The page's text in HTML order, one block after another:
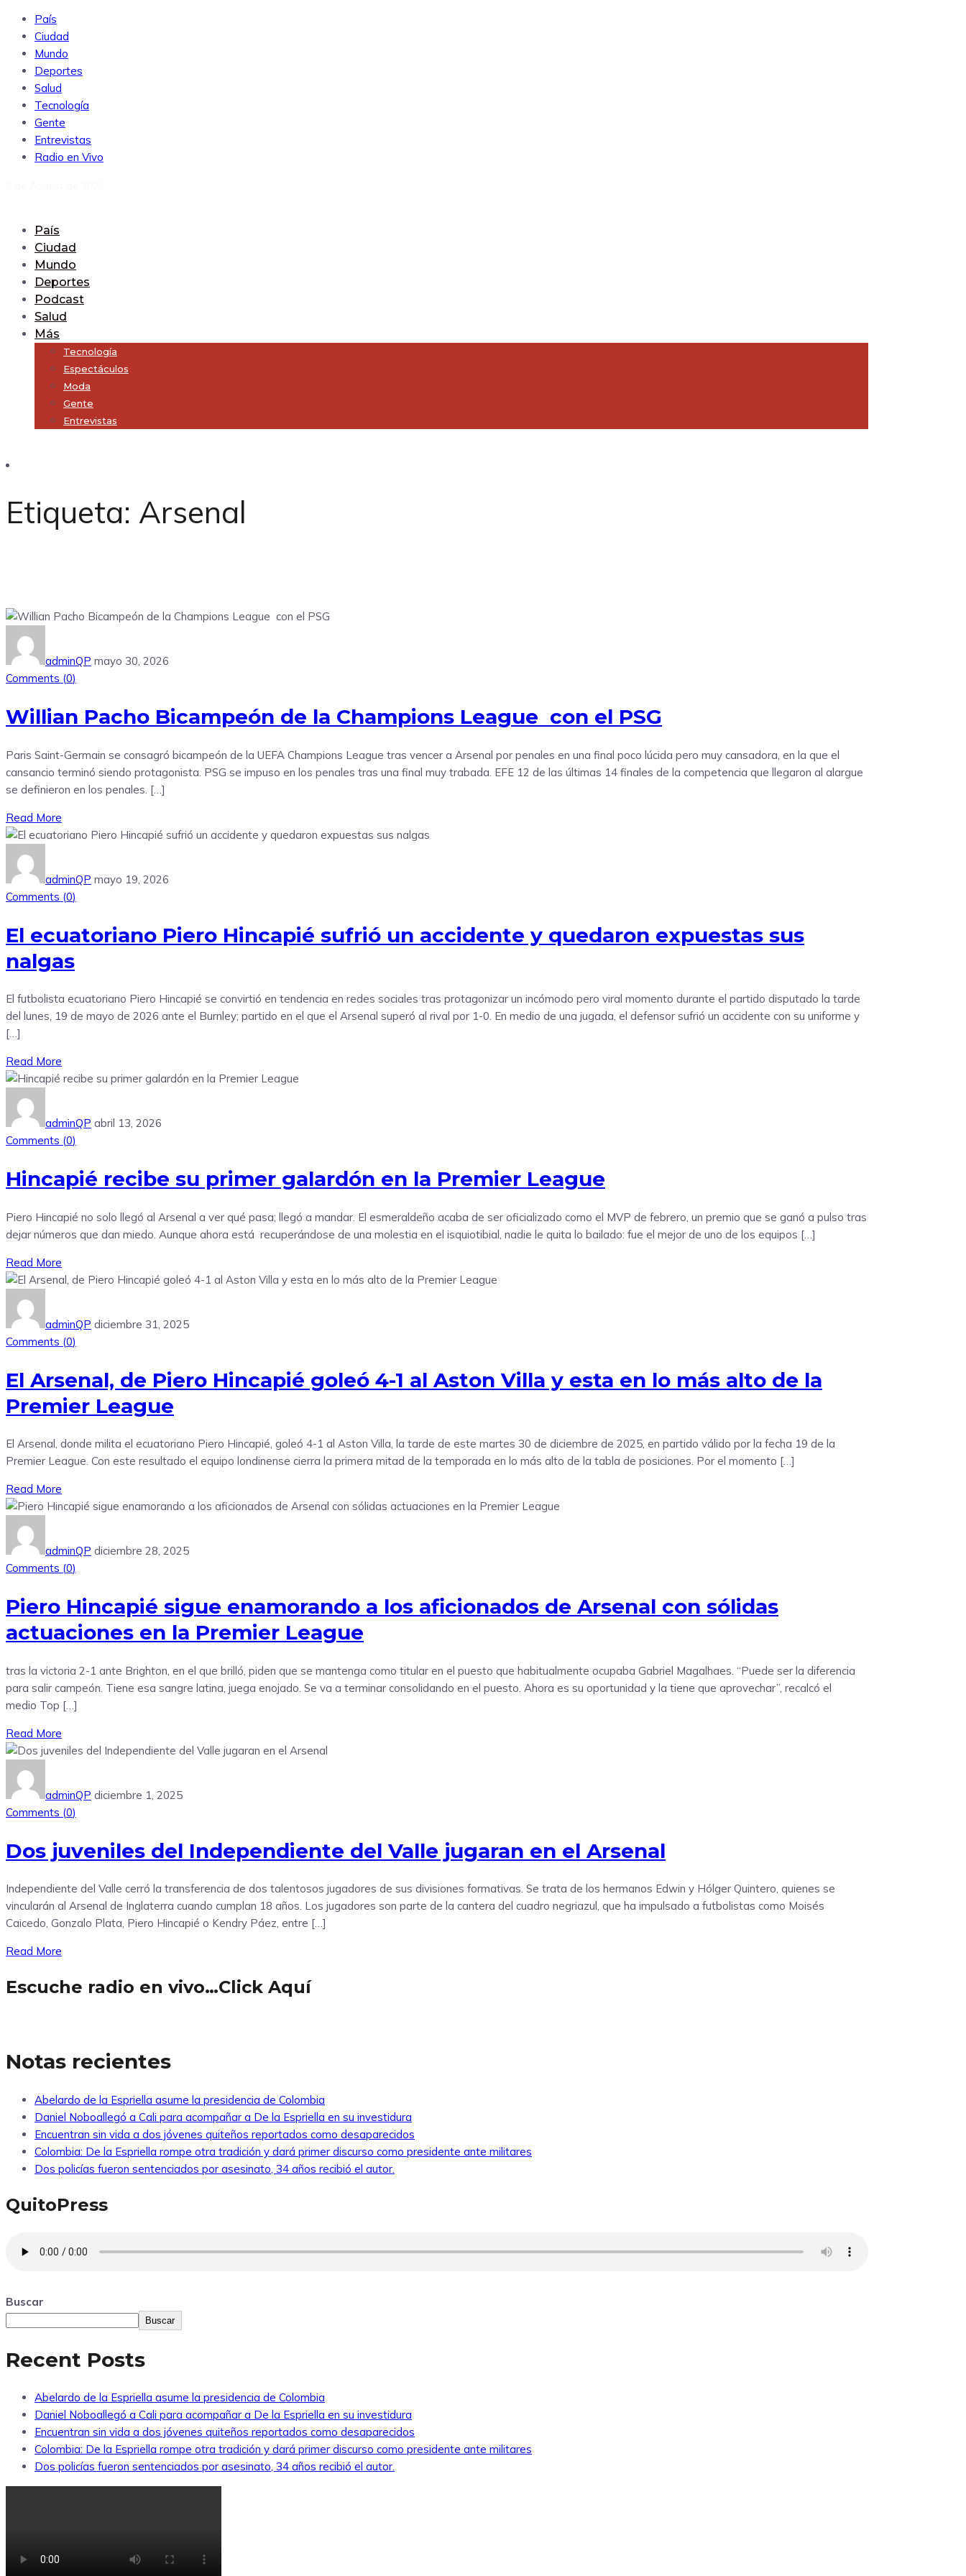
País
Ciudad
Mundo
Deportes
Salud
Tecnología
Gente
Entrevistas
Radio en Vivo
País
Ciudad
Mundo
Deportes
Podcast
Salud
Más
Tecnología
Espectáculos
Moda
Gente
Entrevistas
Etiqueta: Arsenal
adminQP mayo 30, 2026
Comments (0)
Willian Pacho Bicampeón de la Champions League con el PSG
Paris Saint-Germain se consagró bicampeón de la UEFA Champions League tras vencer a Arsenal por penales en una final poco lúcida pero muy cansadora, en la que el
cansancio terminó siendo protagonista. PSG se impuso en los penales tras una final muy trabada. EFE 12 de las últimas 14 finales de la competencia que llegaron al alargue
se definieron en los penales. […]
Read More
adminQP mayo 19, 2026
Comments (0)
El ecuatoriano Piero Hincapié sufrió un accidente y quedaron expuestas sus
nalgas
El futbolista ecuatoriano Piero Hincapié se convirtió en tendencia en redes sociales tras protagonizar un incómodo pero viral momento durante el partido disputado la tarde
del lunes, 19 de mayo de 2026 ante el Burnley; partido en el que el Arsenal superó al rival por 1-0. En medio de una jugada, el defensor sufrió un accidente con su uniforme y
[…]
Read More
adminQP abril 13, 2026
Comments (0)
Hincapié recibe su primer galardón en la Premier League
Piero Hincapié no solo llegó al Arsenal a ver qué pasa; llegó a mandar. El esmeraldeño acaba de ser oficializado como el MVP de febrero, un premio que se ganó a pulso tras
dejar números que dan miedo. Aunque ahora está recuperándose de una molestia en el isquiotibial, nadie le quita lo bailado: fue el mejor de uno de los equipos […]
Read More
adminQP diciembre 31, 2025
Comments (0)
El Arsenal, de Piero Hincapié goleó 4-1 al Aston Villa y esta en lo más alto de la
Premier League
El Arsenal, donde milita el ecuatoriano Piero Hincapié, goleó 4-1 al Aston Villa, la tarde de este martes 30 de diciembre de 2025, en partido válido por la fecha 19 de la
Premier League. Con este resultado el equipo londinense cierra la primera mitad de la temporada en lo más alto de la tabla de posiciones. Por el momento […]
Read More
adminQP diciembre 28, 2025
Comments (0)
Piero Hincapié sigue enamorando a los aficionados de Arsenal con sólidas
actuaciones en la Premier League
tras la victoria 2-1 ante Brighton, en el que brilló, piden que se mantenga como titular en el puesto que habitualmente ocupaba Gabriel Magalhaes. “Puede ser la diferencia
para salir campeón. Tiene esa sangre latina, juega enojado. Se va a terminar consolidando en el puesto. Ahora es su oportunidad y la tiene que aprovechar”, recalcó el
medio Top […]
Read More
adminQP diciembre 1, 2025
Comments (0)
Dos juveniles del Independiente del Valle jugaran en el Arsenal
Independiente del Valle cerró la transferencia de dos talentosos jugadores de sus divisiones formativas. Se trata de los hermanos Edwin y Hólger Quintero, quienes se
vincularán al Arsenal de Inglaterra cuando cumplan 18 años. Los jugadores son parte de la cantera del cuadro negriazul, que ha impulsado a futbolistas como Moisés
Caicedo, Gonzalo Plata, Piero Hincapié o Kendry Páez, entre […]
Read More
Escuche radio en vivo…Click Aquí
Notas recientes
Abelardo de la Espriella asume la presidencia de Colombia
Daniel Noboallegó a Cali para acompañar a De la Espriella en su investidura
Encuentran sin vida a dos jóvenes quiteños reportados como desaparecidos
Colombia: De la Espriella rompe otra tradición y dará primer discurso como presidente ante militares
Dos policías fueron sentenciados por asesinato, 34 años recibió el autor.
QuitoPress
Buscar
Buscar
Recent Posts
Abelardo de la Espriella asume la presidencia de Colombia
Daniel Noboallegó a Cali para acompañar a De la Espriella en su investidura
Encuentran sin vida a dos jóvenes quiteños reportados como desaparecidos
Colombia: De la Espriella rompe otra tradición y dará primer discurso como presidente ante militares
Dos policías fueron sentenciados por asesinato, 34 años recibió el autor.